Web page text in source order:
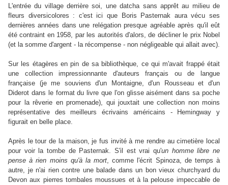
L'entrée du village derrière soi, une datcha sans apprêt au milieu de
fleurs diversicolores : c'est ici que Boris Pasternak aura vécu ses
dernières années dans une relégation presque agréable après qu'il eût
été contraint en 1958, par les autorités d'alors, de décliner le prix Nobel
(et la somme d'argent - la récompense - non négligeable qui allait avec).
Sur les étagères en pin de sa bibliothèque, ce qui m'avait frappé était
une collection impressionnante d'auteurs français ou de langue
française (je me souviens d'un Montaigne, d'un Rousseau et d'un
Diderot dans le format du livre que l'on glisse aisément dans sa poche
pour la rêverie en promenade), qui jouxtait une collection non moins
représentative des meilleurs écrivains américains - Hemingway y
figurait en belle place.
Après le tour de la maison, je fus invité à me rendre au cimetière local
pour voir la tombe de Pasternak. S'il est vrai qu'un homme libre ne
pense à rien moins qu'à la mort, comme l'écrit Spinoza, de temps à
autre, je n'ai rien contre une balade dans un bon vieux churchyard du
Devon aux pierres tombales moussues et à la pelouse impeccable de